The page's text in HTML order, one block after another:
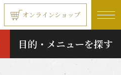
オンラインショップ
目的・メニューを探す